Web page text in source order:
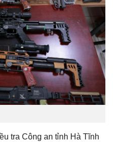
tra Công an tỉnh Hà Tĩnh